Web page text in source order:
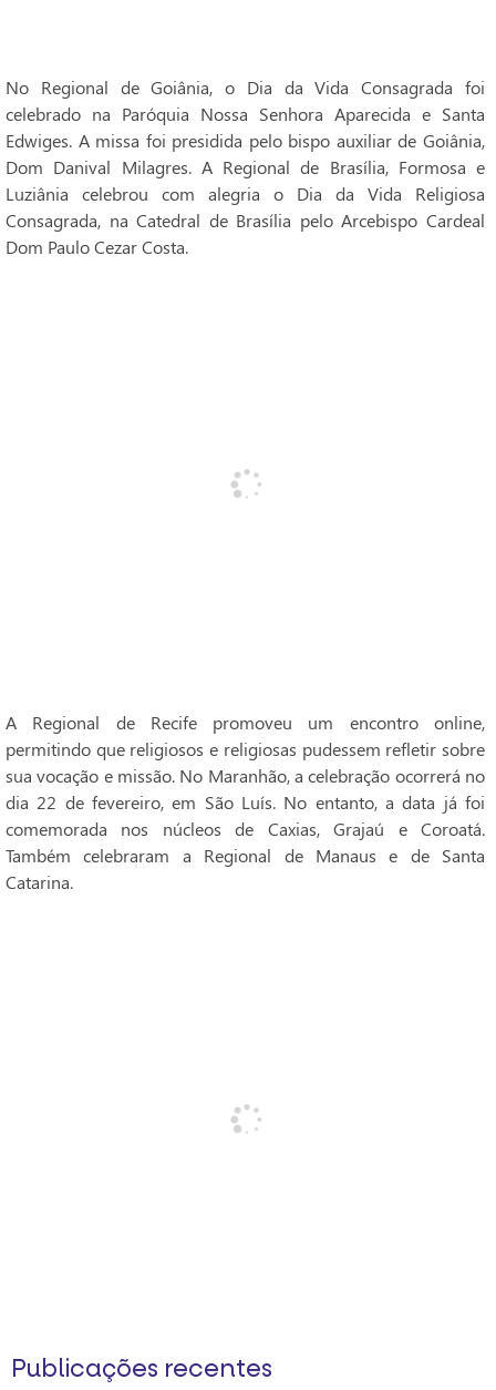
No Regional de Goiânia, o Dia da Vida Consagrada foi
celebrado na Paróquia Nossa Senhora Aparecida e Santa
Edwiges. A missa foi presidida pelo bispo auxiliar de Goiânia,
Dom Danival Milagres. A Regional de Brasília, Formosa e
Luziânia celebrou com alegria o Dia da Vida Religiosa
Consagrada, na Catedral de Brasília pelo Arcebispo Cardeal
Dom Paulo Cezar Costa.
A Regional de Recife promoveu um encontro online,
permitindo que religiosos e religiosas pudessem refletir sobre
sua vocação e missão. No Maranhão, a celebração ocorrerá no
dia 22 de fevereiro, em São Luís. No entanto, a data já foi
comemorada nos núcleos de Caxias, Grajaú e Coroatá.
Também celebraram a Regional de Manaus e de Santa
Catarina.
Publicações recentes